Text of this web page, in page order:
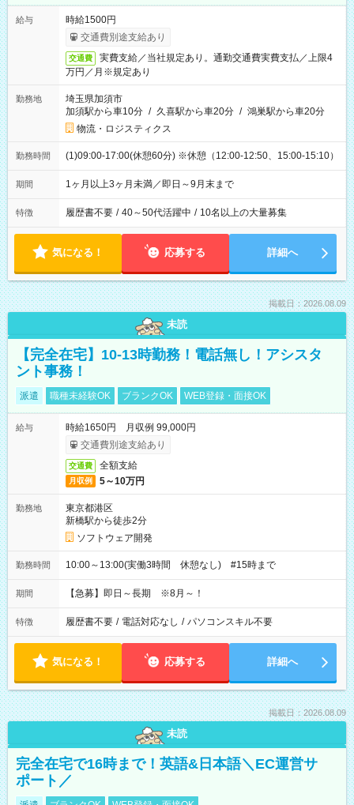
給与
時給1500円
交通費別途支給あり
交通費
実費支給／当社規定あり。通勤交通費実費支払／上限4
万円／月※規定あり
勤務地
埼玉県加須市
加須駅から車10分 / 久喜駅から車20分 / 鴻巣駅から車20分
物流・ロジスティクス
勤務時間 (1)09:00-17:00(休憩60分) ※休憩（12:00-12:50、15:00-15:10）
期間 1ヶ月以上3ヶ月未満／即日～9月末まで
特徴 履歴書不要 / 40～50代活躍中 / 10名以上の大量募集
気になる！ 応募する 詳細へ
掲載日：2026.08.09
未読
【完全在宅】10-13時勤務！電話無し！アシスタ
ント事務！
派遣 職種未経験OK ブランクOK WEB登録・面接OK
給与
時給1650円 月収例 99,000円
交通費別途支給あり
交通費 全額支給
月収例 5～10万円
勤務地
東京都港区
新橋駅から徒歩2分
ソフトウェア開発
勤務時間 10:00～13:00(実働3時間 休憩なし) #15時まで
期間 【急募】即日～長期 ※8月～！
特徴 履歴書不要 / 電話対応なし / パソコンスキル不要
気になる！ 応募する 詳細へ
掲載日：2026.08.09
未読
完全在宅で16時まで！英語&日本語＼EC運営サ
ポート／